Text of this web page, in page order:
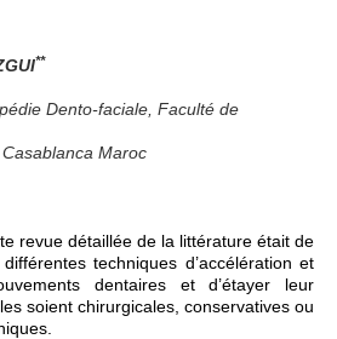
**
Dento-faciale, Faculté de
Maroc
revue détaillée de la littérature était de
techniques d’accélération et
dentaires et d’étayer leur
soient chirurgicales, conservatives ou